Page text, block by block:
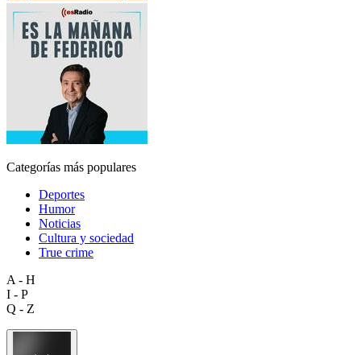
Categorías más populares
Deportes
Humor
Noticias
Cultura y sociedad
True crime
A - H
I - P
Q - Z